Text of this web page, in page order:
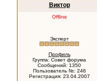
Виктор
Offline
Эксперт
Профиль
Группа: Совет форума
Сообщений: 1350
Пользователь №: 246
Регистрация: 23.04.2007